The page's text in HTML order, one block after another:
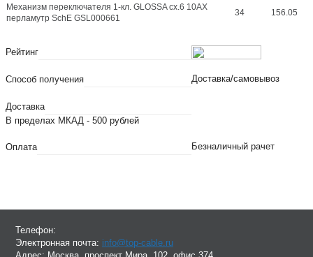
Механизм переключателя 1-кл. GLOSSA сх.6 10АХ
перламутр SchE GSL000661
34 156.05
Рейтинг
Способ получения Доставка/самовывоз
Доставка
В пределах МКАД - 500 рублей
Оплата Безналичный рачет
Телефон:
Электронная почта: info@top-cable.ru